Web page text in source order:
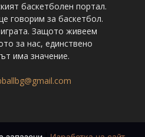
баскетболен портал.
говорим за баскетбол.
Защото живеем
за нас, единствено
има значение.